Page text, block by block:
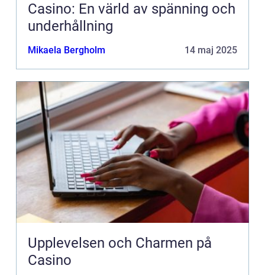
Casino: En värld av spänning och
underhållning
Mikaela Bergholm 14 maj 2025
Upplevelsen och Charmen på
Casino